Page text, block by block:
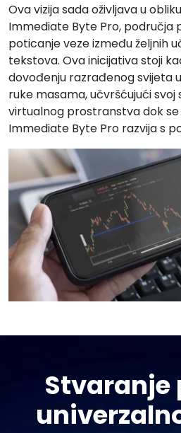
Ova vizija sada oživljava u
Immediate Byte Pro, područja
poticanje veze između željnih
tekstova. Ova inicijativa stoji
dovođenju razrađenog svijeta
ruke masama, učvršćujući
virtualnog prostranstva dok
Immediate Byte Pro razvija s
Stvaranje